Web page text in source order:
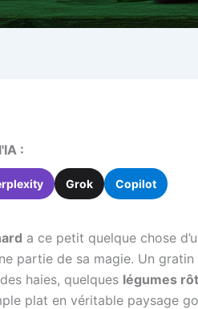
:
Grok Copilot
a ce petit quelque chose
partie de sa magie. Un
haies, quelques légumes
plat en véritable paysage